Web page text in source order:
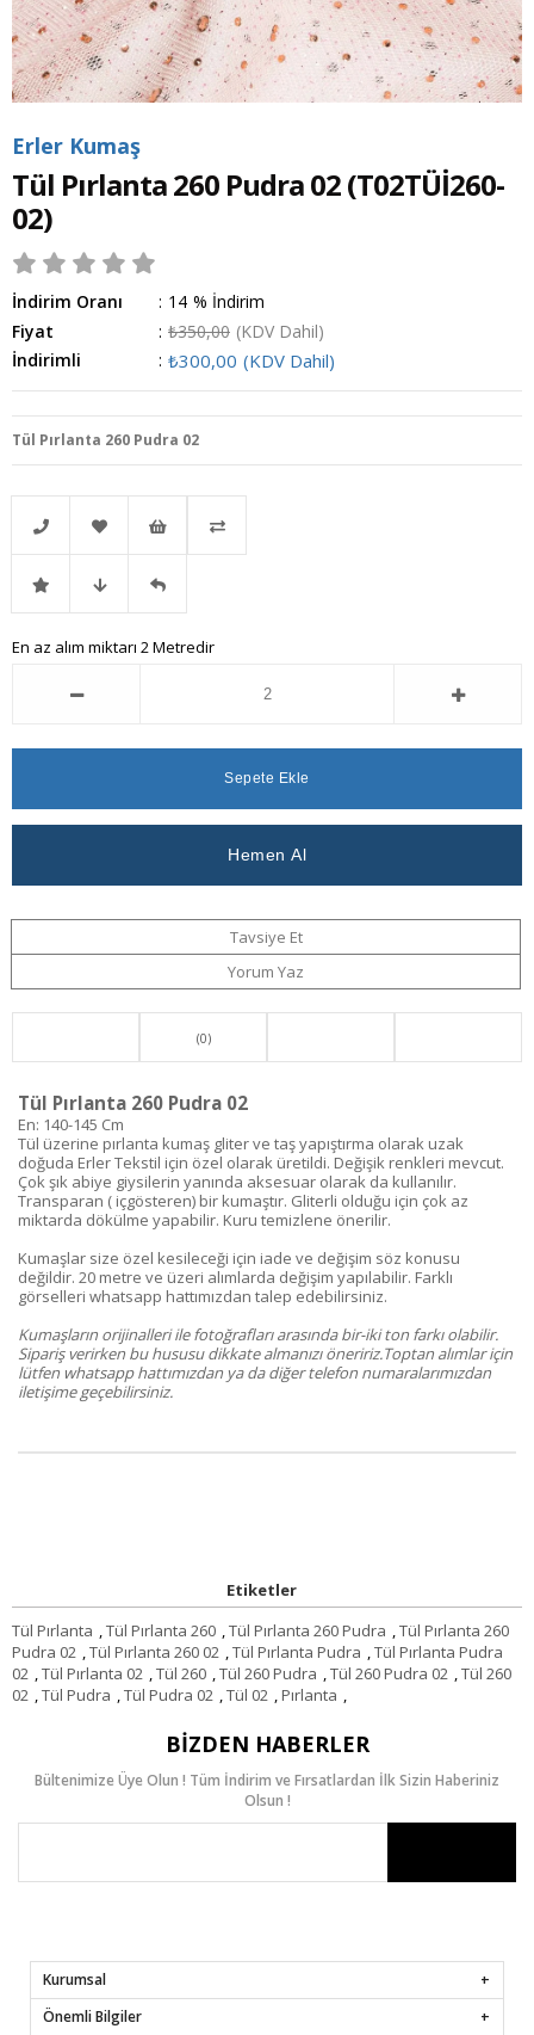
Erler Kumaş
Tül Pırlanta 260 Pudra 02(T02TÜİ260-
02)
İndirim Oranı : %
14
İndirim
Fiyat
: ₺350,00 (KDV Dahil)
İndirimli
: ₺300,00 (KDV Dahil)
Tül Pırlanta 260 Pudra 02
Telefonla
Sipariş
Favorilere
Ekle
İstek
Listeme
İndirimli Fiyat
Ver
Gelince
En az alım miktarı 2 Metredir
Tavsiye Et
Yorum Yaz
(0)
Tül Pırlanta 260 Pudra 02
En: 140-145 Cm
Tül üzerine pırlanta kumaş gliter ve taş yapıştırma olarak uzak
doğuda Erler Tekstil için özel olarak üretildi. Değişik renkleri mevcut.
Çok şık abiye giysilerin yanında aksesuar olarak da kullanılır.
Transparan ( içgösteren) bir kumaştır. Gliterli olduğu için çok az
miktarda dökülme yapabilir. Kuru temizlene önerilir.
Kumaşlar size özel kesileceği için iade ve değişim söz konusu
değildir. 20 metre ve üzeri alımlarda değişim yapılabilir. Farklı
görselleri whatsapp hattımızdan talep edebilirsiniz.
Kumaşların orijinalleri ile fotoğrafları arasında bir-iki ton farkı olabilir.
Sipariş verirken bu hususu dikkate almanızı öneririz.Toptan alımlar için
lütfen whatsapp hattımızdan ya da diğer telefon numaralarımızdan
iletişime geçebilirsiniz.
Etiketler
Tül Pırlanta ,Tül Pırlanta 260 ,Tül Pırlanta 260 Pudra ,Tül Pırlanta 260
Pudra 02 ,Tül Pırlanta 260 02 ,Tül Pırlanta Pudra ,Tül Pırlanta Pudra
02 ,Tül Pırlanta 02 ,Tül 260 ,Tül 260 Pudra ,Tül 260 Pudra 02 ,Tül 260
02 ,Tül Pudra ,Tül Pudra 02 ,Tül 02 ,Pırlanta ,
BIZDEN HABERLER
Bültenimize Üye Olun ! Tüm İndirim ve Fırsatlardan İlk Sizin Haberiniz
Olsun !
Kurumsal
Önemli Bilgiler